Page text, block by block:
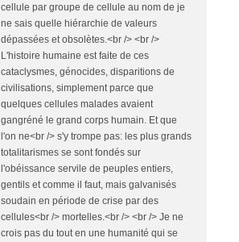
cellule par groupe de cellule au nom de je
ne sais quelle hiérarchie de valeurs
dépassées et obsolètes.<br /> <br />
L'histoire humaine est faite de ces
cataclysmes, génocides, disparitions de
civilisations, simplement parce que
quelques cellules malades avaient
gangréné le grand corps humain. Et que
l'on ne<br /> s'y trompe pas: les plus grands
totalitarismes se sont fondés sur
l'obéissance servile de peuples entiers,
gentils et comme il faut, mais galvanisés
soudain en période de crise par des
cellules<br /> mortelles.<br /> <br /> Je ne
crois pas du tout en une humanité qui se